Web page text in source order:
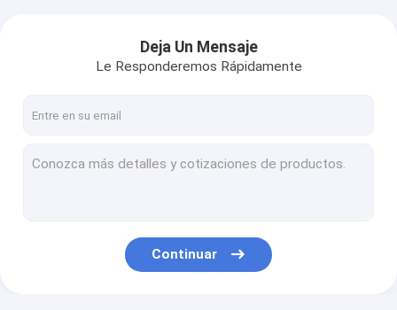
Deja Un Mensaje
Le Responderemos Rápidamente
Continuar